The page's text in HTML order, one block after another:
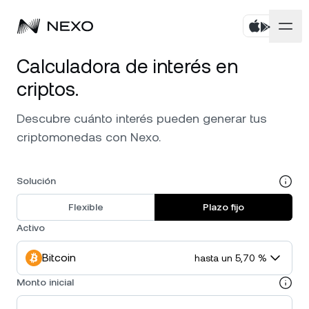
Personal
Rendimiento Flexible
Nexo Card
Línea de Crédito
Zero-interest Credit
Negocios
Cuentas corporativas
Prime Brokerage
White Label
Nexo Ventures
Payment Gateway
Mercados
El mercado subió
Bitcoin
Ethereum ETH 1,69 %
Empresa
Acerca de
Seguridad
Localización
Calculadora de interés en
criptos.
Descubre cuánto interés pueden generar tus
criptomonedas con Nexo.
Solución
Flexible
Plazo fijo
Activo
Bitcoin hasta un 5,70 %
Monto inicial